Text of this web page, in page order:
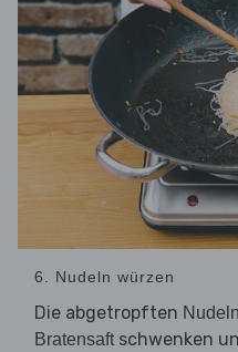
6. Nudeln würzen
Die abgetropften Nudeln
Bratensaftschwenken